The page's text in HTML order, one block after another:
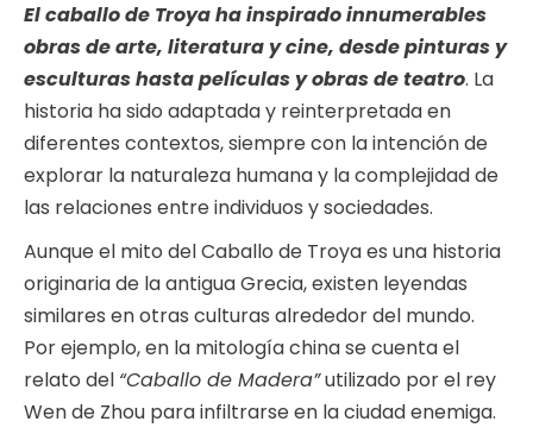
El caballo de Troya ha inspirado innumerables
obras de arte, literatura y cine, desde pinturas y
esculturas hasta películas y obras de teatro. La
historia ha sido adaptada y reinterpretada en
diferentes contextos, siempre con la intención de
explorar la naturaleza humana y la complejidad de
las relaciones entre individuos y sociedades.
Aunque el mito del Caballo de Troya es una historia
originaria de la antigua Grecia, existen leyendas
similares en otras culturas alrededor del mundo.
Por ejemplo, en la mitología china se cuenta el
relato del “Caballo de Madera”utilizado por el rey
Wen de Zhou para infiltrarse en la ciudad enemiga.